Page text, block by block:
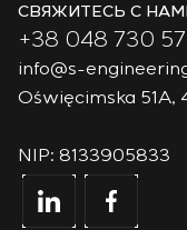
СВЯЖИТЕСЬ С
+38 048 730
info@s-
Oświęcimska 51A,
NIP: 8133905833